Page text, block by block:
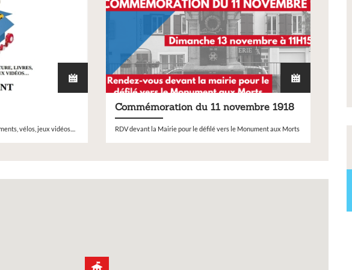
vélos, jeux vidéos....
Commémoration du 11 novembre 1918
RDV devant la Mairie pour le défilé vers le Monument aux Morts
et photos
exposer vos oeuvres lors de notre
?
Demain